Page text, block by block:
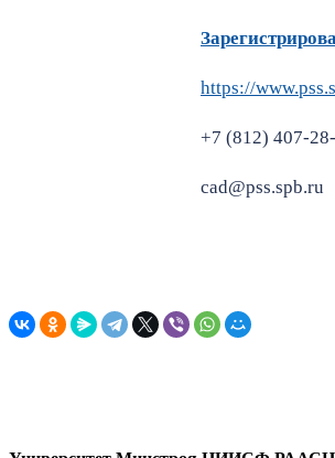
https://
+7 (812) 407-
cad@pss.spb.ru